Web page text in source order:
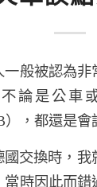
一般被認為
論是公車
），都還是會
國交換時，我
當時因此而錯